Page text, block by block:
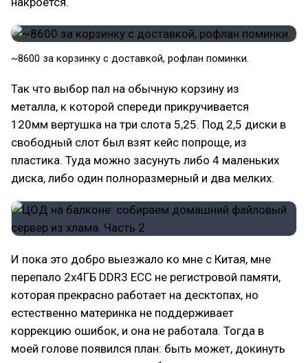
~8600 за корзинку с доставкой, рофлан поминки.
Так что выбор пал на обычную корзину из
металла, к которой спереди прикручивается
120мм вертушка на три слота 5,25. Под 2,5 диски в
свободный слот был взят кейс попроще, из
пластика. Туда можно засунуть либо 4 маленьких
диска, либо один полноразмерный и два мелких.
И пока это добро выезжало ко мне с Китая, мне
перепало 2х4ГБ DDR3 ECC не регистровой памяти,
которая прекрасно работает на десктопах, но
естественно материнка не поддерживает
коррекцию ошибок, и она не работала. Тогда в
моей голове появился план: быть может, докинуть